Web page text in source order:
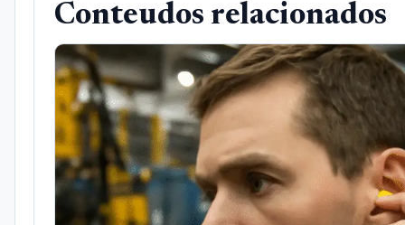
Conteudos relacionados